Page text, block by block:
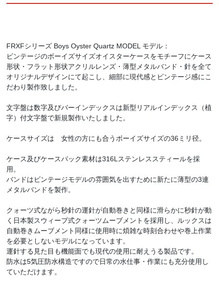
FRXFシリーズ Boys Oyster Quartz MODEL モデル：
ビンテージのボーイズサイズオイスターケースをモチーフにケース
形状・フラット形状アクリルレンズ・薄型メタルバンド・針を全て
オリジナルデザインにて起こし、細部に現代感とビンテージ感にこ
だわり製作致しました。
文字盤は数字及びバーインデックスは新型リアルインデックス（植
字）付文字盤で新規製作いたしました。
ケースサイズは 女性の方にも合うボーイズサイズの36ミリ径。
ケース及びケースバック素材は316Lステンレススティールを採
用。
バンドはビンテージモデルの雰囲気を出すために新たに薄型の3連
メタルバンドを製作。
クォーツ式ながら秒針の運針が自動巻きと同様に滑らかに秒針が動
く日本製スウィープ式クォーツムーブメントを採用し、ルックスは
自動巻きムーブメント同様に使用時に煩雑な時刻合わせや巻上作業
を必要としないモデルになっています。
運針する見た目も機能面でも現代の使用に耐えうる製品です。
防水は5気圧防水構造ですので日常の水仕事・作業にも充分使用し
ていただけます。